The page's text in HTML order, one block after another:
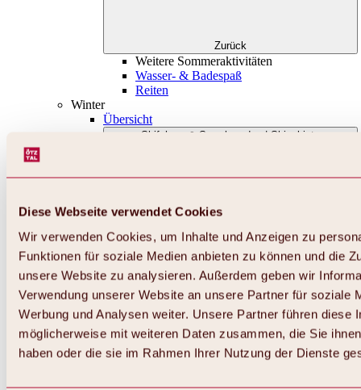
Diese Webseite verwendet Cookies
Wir verwenden Cookies, um Inhalte und Anzeigen zu
Funktionen für soziale Medien anbieten zu können und die
unsere Website zu analysieren. Außerdem geben wir
Verwendung unserer Website an unsere Partner für soziale
Werbung und Analysen weiter. Unsere Partner führen diese
möglicherweise mit weiteren Daten zusammen, die Sie
haben oder die sie im Rahmen Ihrer Nutzung der Dienste
Zurück
Weitere Sommeraktivitäten
Wasser- & Badespaß
Reiten
Winter
Übersicht
Skifahren & Snowboarden | Skigebiete